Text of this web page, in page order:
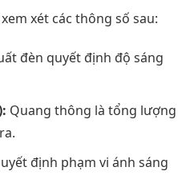
xét các thông số sau:
đèn quyết định độ sáng
Quang thông là tổng lượng
định phạm vi ánh sáng